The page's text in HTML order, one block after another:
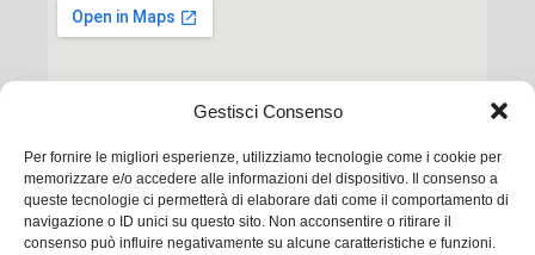
Gestisci Consenso
Per fornire le migliori esperienze, utilizziamo tecnologie come i cookie per
memorizzare e/o accedere alle informazioni del dispositivo. Il consenso a
queste tecnologie ci permetterà di elaborare dati come il comportamento di
navigazione o ID unici su questo sito. Non acconsentire o ritirare il
consenso può influire negativamente su alcune caratteristiche e funzioni.